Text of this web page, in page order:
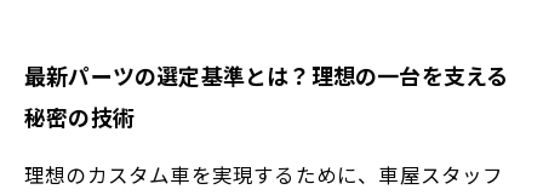
最新パーツの選定基準とは？理想の一台を支える
秘密の技術
理想のカスタム車を実現するために、車屋スタッフ